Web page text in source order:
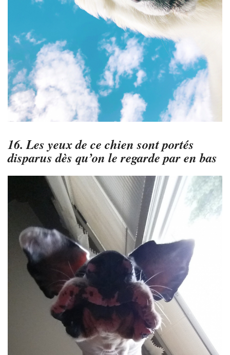
16. Les yeux de ce chien sont portés
disparus dès qu’on le regarde par en bas